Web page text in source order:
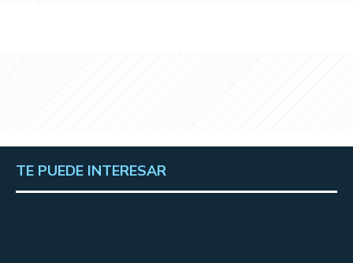
TE PUEDE INTERESAR